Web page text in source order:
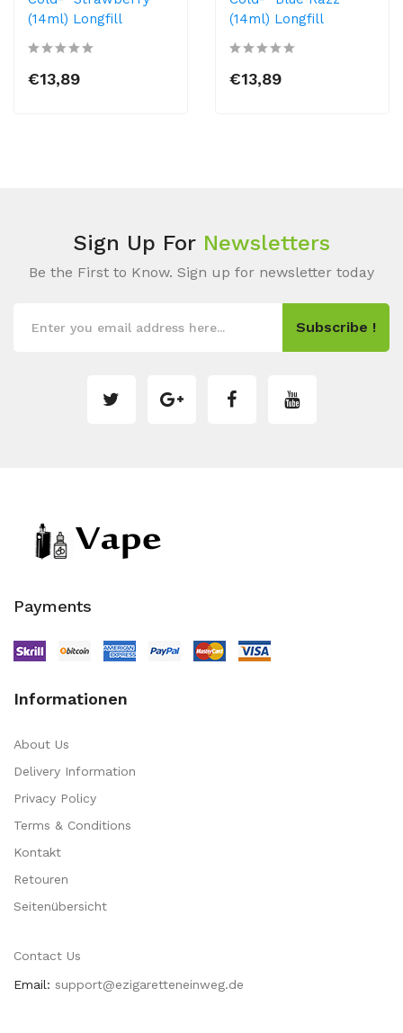
(14ml) Longfill
€13,89
(14ml) Longfill
€13,89
Sign Up For Newsletters
Be the First to Know. Sign up for newsletter today
Subscribe !
Payments
Informationen
About Us
Delivery Information
Privacy Policy
Terms & Conditions
Kontakt
Retouren
Seitenübersicht
Contact Us
Email: support@ezigaretteneinweg.de